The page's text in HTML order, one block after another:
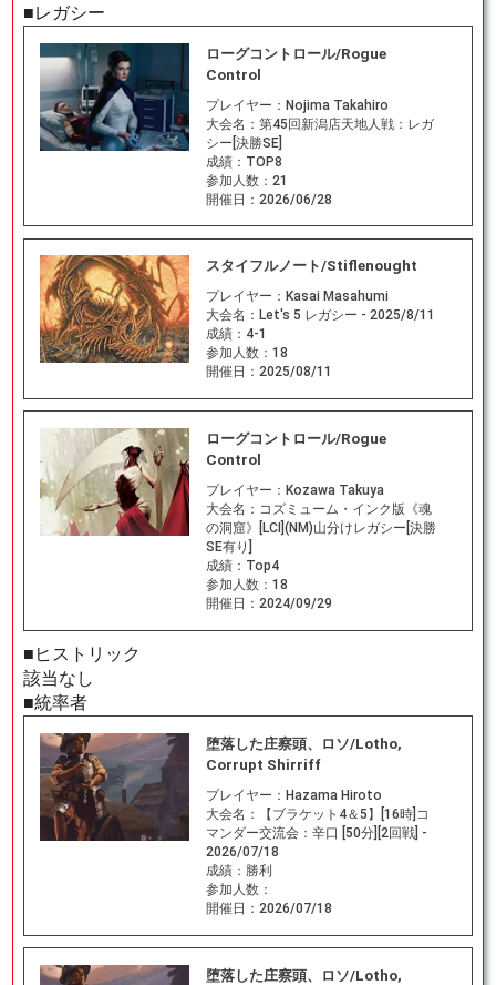
■レガシー
ローグコントロール/Rogue
Control
プレイヤー： Nojima Takahiro
大会名： 第45回新潟店天地人戦：レガ
シー[決勝SE]
成績： TOP8
参加人数： 21
開催日： 2026/06/28
スタイフルノート/Stiflenought
プレイヤー： Kasai Masahumi
大会名： Let's 5 レガシー - 2025/8/11
成績： 4-1
参加人数： 18
開催日： 2025/08/11
ローグコントロール/Rogue
Control
プレイヤー： Kozawa Takuya
大会名： コズミューム・インク版《魂
の洞窟》[LCI](NM)山分けレガシー[決勝
SE有り]
成績： Top4
参加人数： 18
開催日： 2024/09/29
■ヒストリック
該当なし
■統率者
堕落した庄察頭、ロソ/Lotho,
Corrupt Shirriff
プレイヤー： Hazama Hiroto
大会名：
【ブラケット4＆5】[16時]コ
マンダー交流会：辛口 [50分][2回戦] -
2026/07/18
成績： 勝利
参加人数：
開催日： 2026/07/18
堕落した庄察頭、ロソ/Lotho,